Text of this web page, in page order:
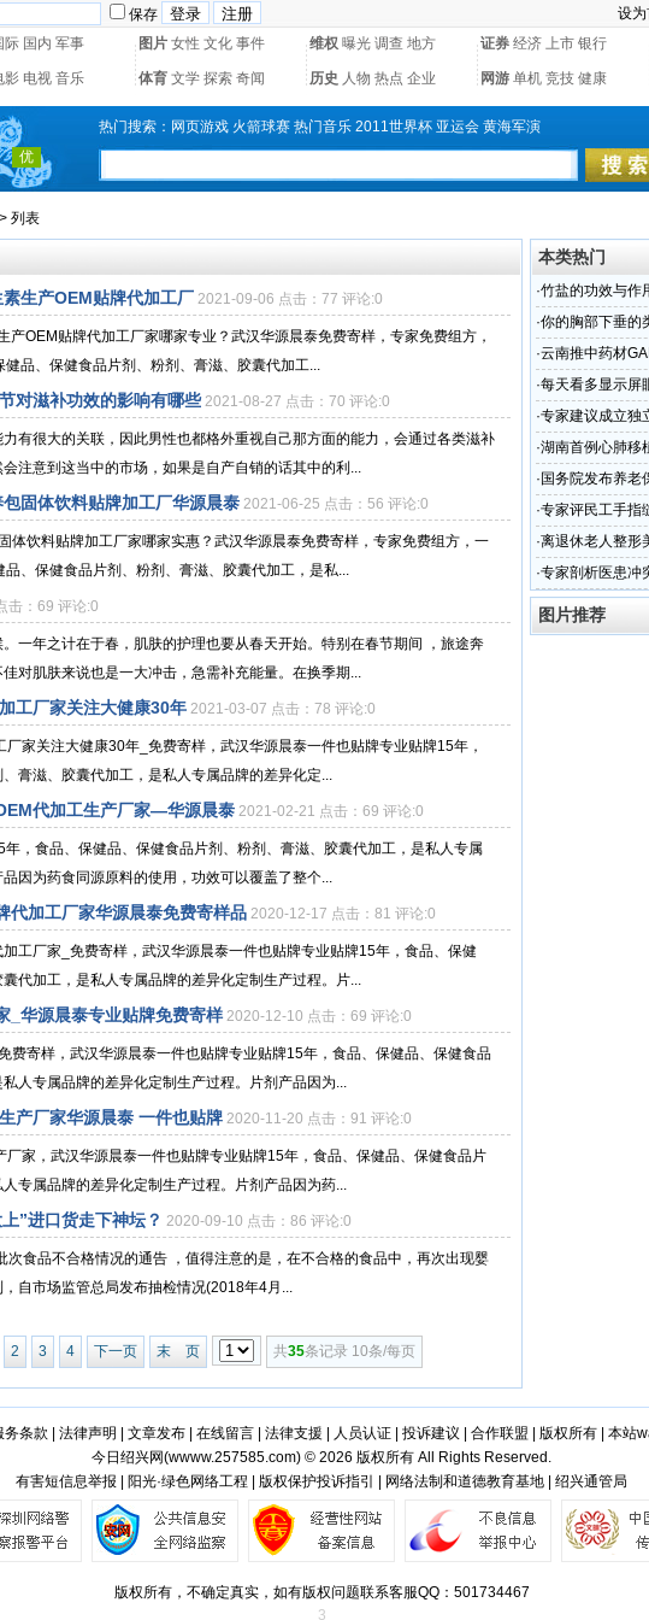
保存 设
际 国内 军事 图片 女性 文化 事件 维权 曝光 调查 地方 证券 经济 上市 银行
影 电视 音乐 体育 文学 探索 奇闻 历史 人物 热点 企业 网游 单机 竞技 健康
热门搜索： 网页游戏 火箭球赛 热门音乐 2011世界杯 亚运会 黄海军演
列表
生产OEM贴牌代加工厂 2021-09-06 点击：77 评论:0
产OEM贴牌代加工厂家哪家专业？武汉华源晨泰免费寄样，专家免费组方，
品、保健食品片剂、粉剂、膏滋、胶囊代加工...
对滋补功效的影响有哪些 2021-08-27 点击：70 评论:0
有很大的关联，因此男性也都格外重视自己那方面的能力，会通过各类滋补
注意到这当中的市场，如果是自产自销的话其中的利...
固体饮料贴牌加工厂华源晨泰 2021-06-25 点击：56 评论:0
体饮料贴牌加工厂家哪家实惠？武汉华源晨泰免费寄样，专家免费组方，一
、保健食品片剂、粉剂、膏滋、胶囊代加工，是私...
击：69 评论:0
一年之计在于春，肌肤的护理也要从春天开始。特别在春节期间 ，旅途奔
对肌肤来说也是一大冲击，急需补充能量。在换季期...
工厂家关注大健康30年 2021-03-07 点击：78 评论:0
家关注大健康30年_免费寄样，武汉华源晨泰一件也贴牌专业贴牌15年，
膏滋、胶囊代加工，是私人专属品牌的差异化定...
代加工生产厂家—华源晨泰 2021-02-21 点击：69 评论:0
，食品、保健品、保健食品片剂、粉剂、膏滋、胶囊代加工，是私人专属
因为药食同源原料的使用，功效可以覆盖了整个...
代加工厂家华源晨泰免费寄样品 2020-12-17 点击：81 评论:0
工厂家_免费寄样，武汉华源晨泰一件也贴牌专业贴牌15年，食品、保健
代加工，是私人专属品牌的差异化定制生产过程。片...
_华源晨泰专业贴牌免费寄样 2020-12-10 点击：69 评论:0
费寄样，武汉华源晨泰一件也贴牌专业贴牌15年，食品、保健品、保健食品
人专属品牌的差异化定制生产过程。片剂产品因为...
产厂家华源晨泰 一件也贴牌 2020-11-20 点击：91 评论:0
家，武汉华源晨泰一件也贴牌专业贴牌15年，食品、保健品、保健食品片
专属品牌的差异化定制生产过程。片剂产品因为药...
”进口货走下神坛？ 2020-09-10 点击：86 评论:0
食品不合格情况的通告 ，值得注意的是，在不合格的食品中，再次出现婴
自市场监管总局发布抽检情况(2018年4月...
2 3 4 下一页 末 页 共35条记录 10条/每页
本类热门
·竹盐的功效与作
工
·你的胸部下垂的
蛋压压惊
·云南推中药材
·每天看多显示屏
·专家建议成立独
·湖南首例心肺移
一
· 国务院发布养老
·专家评民工手指
·离退休老人整形
子
·专家剖析医患冲
纷
图片推荐
务条款 法律声明 文章发布| 在线留言| 法律支援 人员认证| 投诉建议 合作联盟 版权所有| 本站
今日绍兴网(wwww.257585.com) © 2026 版权所有 All Rights Reserved.
有害短信息举报 | 阳光·绿色网络工程 | 版权保护投诉指引 | 网络法制和道德教育基地 | 绍兴通管局
版权所有，不确定真实，如有版权问题联系客服QQ：501734467
3